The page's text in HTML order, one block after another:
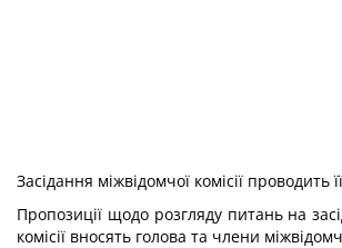
Засідання міжвідомчої комісії проводить
Пропозиції щодо розгляду питань на
комісії вносять голова та члени